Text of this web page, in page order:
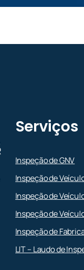
Serviços
Inspeção de GNV
Inspeção de
Inspeção de
Inspeção de
Inspeção de
LIT – Laudo de